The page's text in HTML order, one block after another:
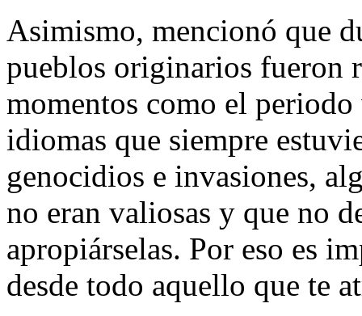
Asimismo, mencionó que
pueblos originarios fueron
momentos como el
idiomas que siempre
genocidios e invasiones,
no eran valiosas y que no
apropiárselas. Por eso es
desde todo aquello que te